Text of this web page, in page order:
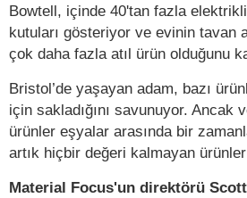
Bowtell, içinde 40'tan fazla
kutuları gösteriyor ve evinin tavan
çok daha fazla atıl ürün olduğunu
Bristol’de yaşayan adam, bazı
için sakladığını savunuyor. Ancak
ürünler eşyalar arasında bir
artık hiçbir değeri kalmayan
Material Focus'un direktörü